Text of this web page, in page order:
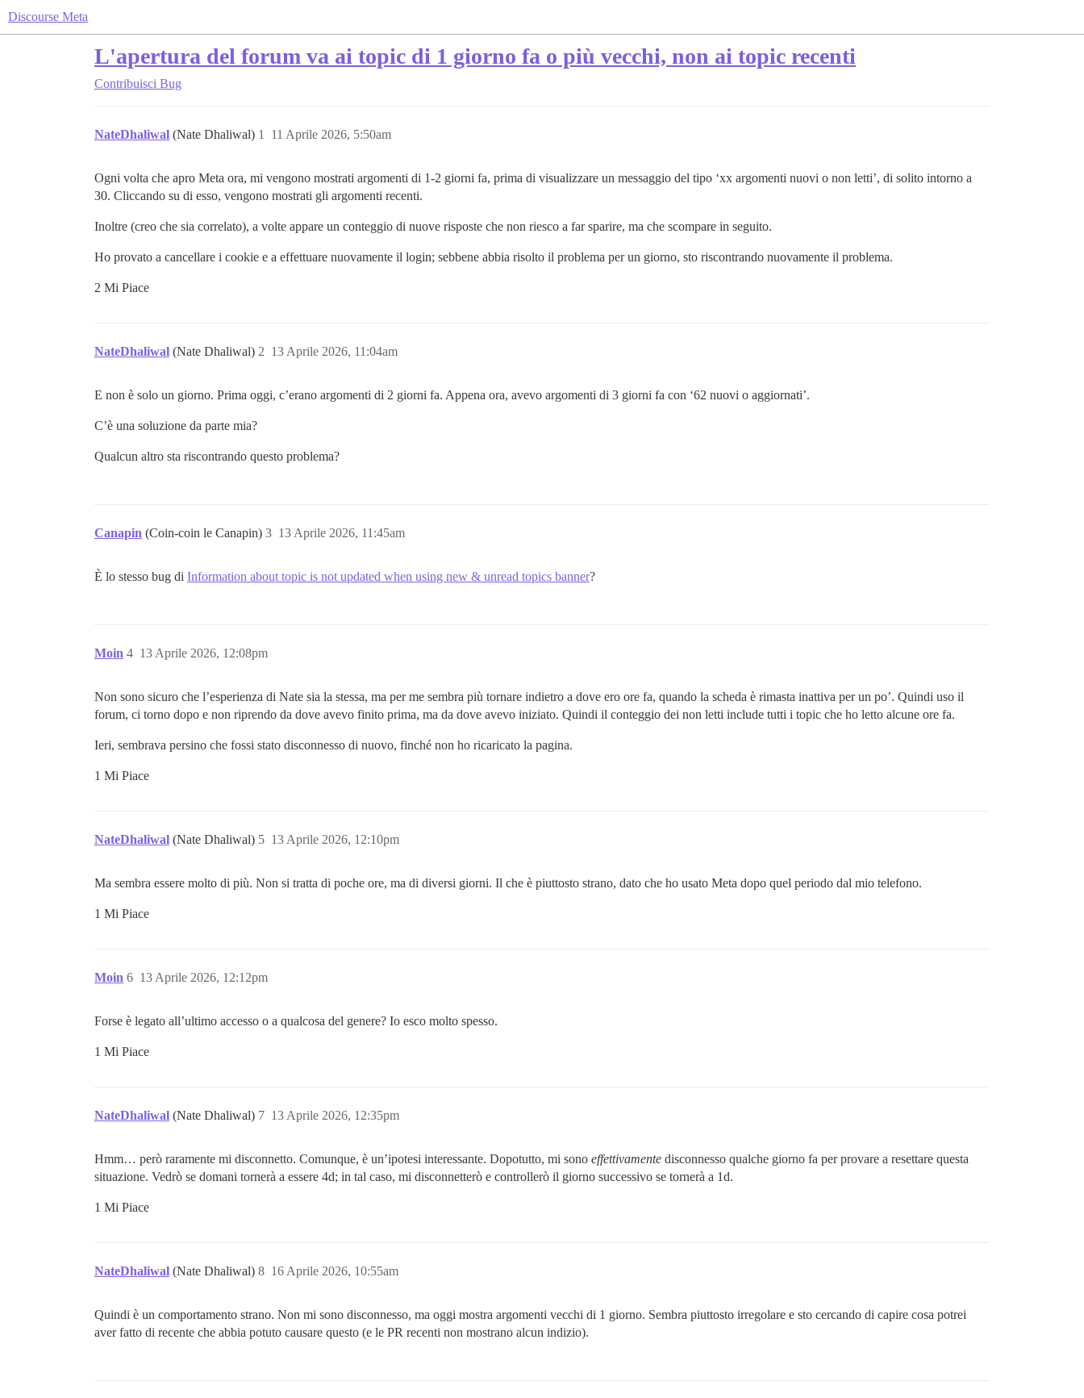
Discourse Meta
L'apertura del forum va ai topic di 1 giorno fa o più vecchi, non ai topic recenti
Contribuisci Bug
NateDhaliwal (Nate Dhaliwal) 11 Aprile 2026, 5:50am
1
Ogni volta che apro Meta ora, mi vengono mostrati argomenti di 1-2 giorni fa, prima di visualizzare un messaggio del tipo ‘xx argomenti nuovi o non letti’, di solito intorno a
30. Cliccando su di esso, vengono mostrati gli argomenti recenti.
Inoltre (creo che sia correlato), a volte appare un conteggio di nuove risposte che non riesco a far sparire, ma che scompare in seguito.
Ho provato a cancellare i cookie e a effettuare nuovamente il login; sebbene abbia risolto il problema per un giorno, sto riscontrando nuovamente il problema.
2 Mi Piace
NateDhaliwal (Nate Dhaliwal) 13 Aprile 2026, 11:04am
2
E non è solo un giorno. Prima oggi, c’erano argomenti di 2 giorni fa. Appena ora, avevo argomenti di 3 giorni fa con ‘62 nuovi o aggiornati’.
C’è una soluzione da parte mia?
Qualcun altro sta riscontrando questo problema?
Canapin (Coin-coin le Canapin) 13 Aprile 2026, 11:45am
3
È lo stesso bug di Information about topic is not updated when using new & unread topics banner?
Moin 13 Aprile 2026, 12:08pm
4
Non sono sicuro che l’esperienza di Nate sia la stessa, ma per me sembra più tornare indietro a dove ero ore fa, quando la scheda è rimasta inattiva per un po’. Quindi uso il
forum, ci torno dopo e non riprendo da dove avevo finito prima, ma da dove avevo iniziato. Quindi il conteggio dei non letti include tutti i topic che ho letto alcune ore fa.
Ieri, sembrava persino che fossi stato disconnesso di nuovo, finché non ho ricaricato la pagina.
1 Mi Piace
NateDhaliwal (Nate Dhaliwal) 13 Aprile 2026, 12:10pm
5
Ma sembra essere molto di più. Non si tratta di poche ore, ma di diversi giorni. Il che è piuttosto strano, dato che ho usato Meta dopo quel periodo dal mio telefono.
1 Mi Piace
Moin 13 Aprile 2026, 12:12pm
6
Forse è legato all’ultimo accesso o a qualcosa del genere? Io esco molto spesso.
1 Mi Piace
NateDhaliwal (Nate Dhaliwal) 13 Aprile 2026, 12:35pm
7
Hmm… però raramente mi disconnetto. Comunque, è un’ipotesi interessante. Dopotutto, mi sono effettivamente disconnesso qualche giorno fa per provare a resettare questa
situazione. Vedrò se domani tornerà a essere 4d; in tal caso, mi disconnetterò e controllerò il giorno successivo se tornerà a 1d.
1 Mi Piace
NateDhaliwal (Nate Dhaliwal) 16 Aprile 2026, 10:55am
8
Quindi è un comportamento strano. Non mi sono disconnesso, ma oggi mostra argomenti vecchi di 1 giorno. Sembra piuttosto irregolare e sto cercando di capire cosa potrei
aver fatto di recente che abbia potuto causare questo (e le PR recenti non mostrano alcun indizio).